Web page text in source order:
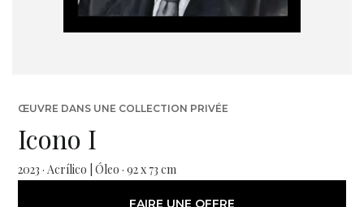
ŒUVRE DANS UNE COLLECTION PRIVÉE
Icono I
2023 · Acrílico | Óleo · 92 x 73 cm
FAIRE UNE OFFRE